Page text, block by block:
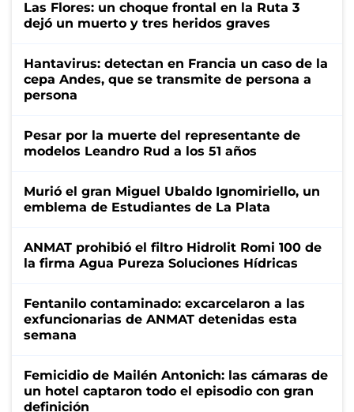
Las Flores: un choque frontal en la Ruta 3
dejó un muerto y tres heridos graves
Hantavirus: detectan en Francia un caso de la
cepa Andes, que se transmite de persona a
persona
Pesar por la muerte del representante de
modelos Leandro Rud a los 51 años
Murió el gran Miguel Ubaldo Ignomiriello, un
emblema de Estudiantes de La Plata
ANMAT prohibió el filtro Hidrolit Romi 100 de
la firma Agua Pureza Soluciones Hídricas
Fentanilo contaminado: excarcelaron a las
exfuncionarias de ANMAT detenidas esta
semana
Femicidio de Mailén Antonich: las cámaras de
un hotel captaron todo el episodio con gran
definición